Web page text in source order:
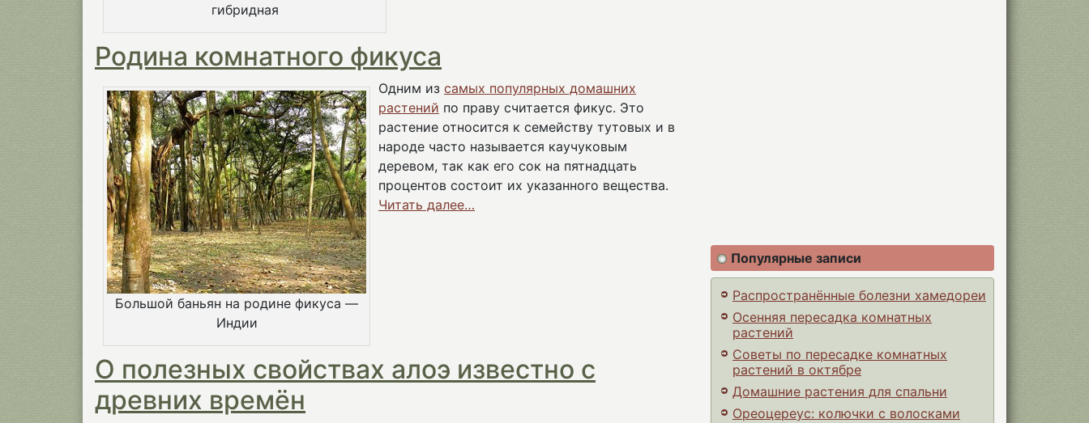
гибридная
Родина комнатного фикуса
Большой баньян на родине фикуса —
Индии
Одним из самых популярных домашних
растений по праву считается фикус. Это
растение относится к семейству тутовых и в
народе часто называется каучуковым
деревом, так как его сок на пятнадцать
процентов состоит их указанного вещества.
Читать далее…
О полезных свойствах алоэ известно с
древних времён
Популярные записи
Распространённые болезни хамедореи
Осенняя пересадка комнатных
растений
Советы по пересадке комнатных
растений в октябре
Домашние растения для спальни
Ореоцереус: колючки с волосками